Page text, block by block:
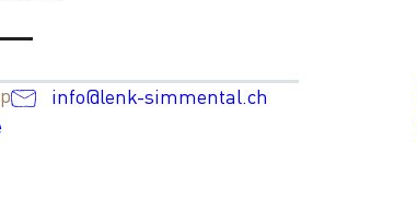
info@lenk-simmental.ch